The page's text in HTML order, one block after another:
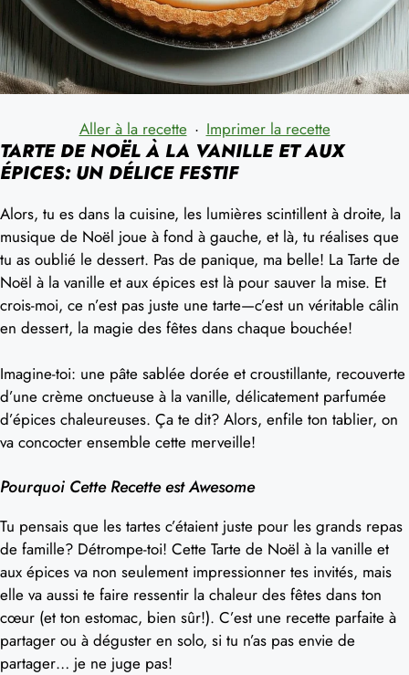
Aller à la recette · Imprimer la recette
TARTE DE NOËL À LA VANILLE ET AUX
ÉPICES: UN DÉLICE FESTIF
Alors, tu es dans la cuisine, les lumières scintillent à droite, la
musique de Noël joue à fond à gauche, et là, tu réalises que
tu as oublié le dessert. Pas de panique, ma belle! La Tarte de
Noël à la vanille et aux épices est là pour sauver la mise. Et
crois-moi, ce n’est pas juste une tarte—c’est un véritable câlin
en dessert, la magie des fêtes dans chaque bouchée!
Imagine-toi: une pâte sablée dorée et croustillante, recouverte
d’une crème onctueuse à la vanille, délicatement parfumée
d’épices chaleureuses. Ça te dit? Alors, enfile ton tablier, on
va concocter ensemble cette merveille!
Pourquoi Cette Recette est Awesome
Tu pensais que les tartes c’étaient juste pour les grands repas
de famille? Détrompe-toi! Cette Tarte de Noël à la vanille et
aux épices va non seulement impressionner tes invités, mais
elle va aussi te faire ressentir la chaleur des fêtes dans ton
cœur (et ton estomac, bien sûr!). C’est une recette parfaite à
partager ou à déguster en solo, si tu n’as pas envie de
partager… je ne juge pas!